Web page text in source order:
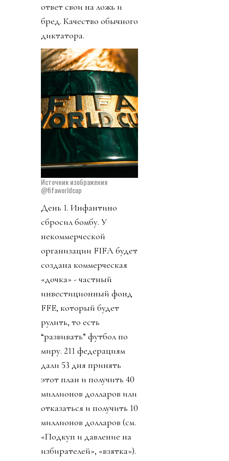
ответ свои на ложь и
бред. Качество обычного
диктатора.
Источник изображения
@fifaworldcup
День 1. Инфантино
сбросил бомбу. У
некоммерческой
организации FIFA будет
создана коммерческая
«дочка» - частный
инвестиционный фонд
FFE, который будет
рулить, то есть
“развивать” футбол по
миру. 211 федерациям
дали 53 дня принять
этот план и получить 40
миллионов долларов или
отказаться и получить 10
миллионов долларов (см.
«Подкуп и давление на
избирателей», «взятка»).